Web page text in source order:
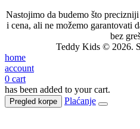
Nastojimo da budemo što
i cena, ali ne možemo garantovati
bez
Teddy Kids © 2026.
home
account
0 cart
has been added to your cart.
Pregled korpe Plaćanje